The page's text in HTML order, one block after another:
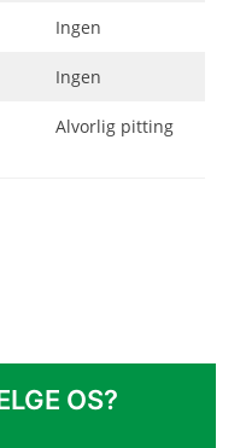
Ingen
Ingen
Alvorlig pitting
OS?